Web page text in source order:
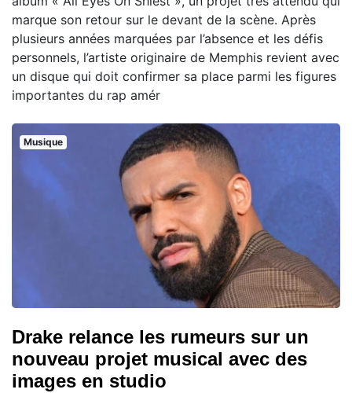
marque son retour sur le devant de la scène. Après
plusieurs années marquées par l’absence et les défis
personnels, l’artiste originaire de Memphis revient avec
un disque qui doit confirmer sa place parmi les figures
importantes du rap amér
Musique
Drake relance les rumeurs sur un
nouveau projet musical avec des
images en studio